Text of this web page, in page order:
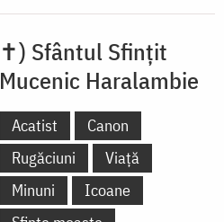
✝) Sfântul Sfințit
Mucenic Haralambie
Acatist
Canon
Rugăciuni
Viață
Minuni
Icoane